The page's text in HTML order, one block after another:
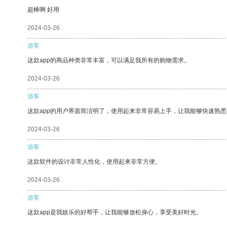
超棒啊 好用
2024-03-26
游客
这款app的商品种类非常丰富，可以满足我所有的购物需求。
2024-03-26
游客
这款app的用户界面简洁明了，使用起来非常容易上手，让我能够快速熟
2024-03-26
游客
这款软件的设计非常人性化，使用起来非常方便。
2024-03-26
游客
这款app是我娱乐的好帮手，让我能够放松身心，享受美好时光。